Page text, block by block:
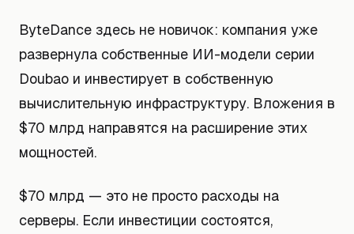
ByteDance здесь не новичок: компания уже
развернула собственные ИИ-модели серии
Doubao и инвестирует в собственную
вычислительную инфраструктуру. Вложения в
$70 млрд направятся на расширение этих
мощностей.
$70 млрд — это не просто расходы на
серверы. Если инвестиции состоятся,